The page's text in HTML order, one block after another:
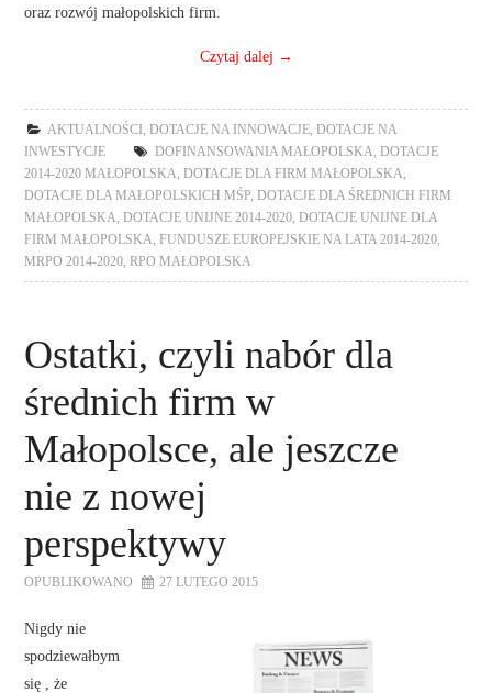
oraz rozwój małopolskich firm.
Czytaj dalej →
AKTUALNOŚCI ,DOTACJE NA INNOWACJE ,DOTACJE NA
INWESTYCJE
DOFINANSOWANIA MAŁOPOLSKA ,DOTACJE
2014-2020 MAŁOPOLSKA ,DOTACJE DLA FIRM MAŁOPOLSKA
DOTACJE DLA MAŁOPOLSKICH MŚP ,DOTACJE DLA ŚREDNICH FIRM
MAŁOPOLSKA ,DOTACJE UNIJNE 2014-2020 ,DOTACJE UNIJNE DLA
FIRM MAŁOPOLSKA ,FUNDUSZE EUROPEJSKIE NA LATA 2014-2020
MRPO 2014-2020 ,RPO MAŁOPOLSKA
Ostatki, czyli nabór dla
średnich firm w
Małopolsce, ale jeszcze
nie z nowej
perspektywy
OPUBLIKOWANO 27 LUTEGO 2015
Nigdy nie
spodziewałbym
się , że